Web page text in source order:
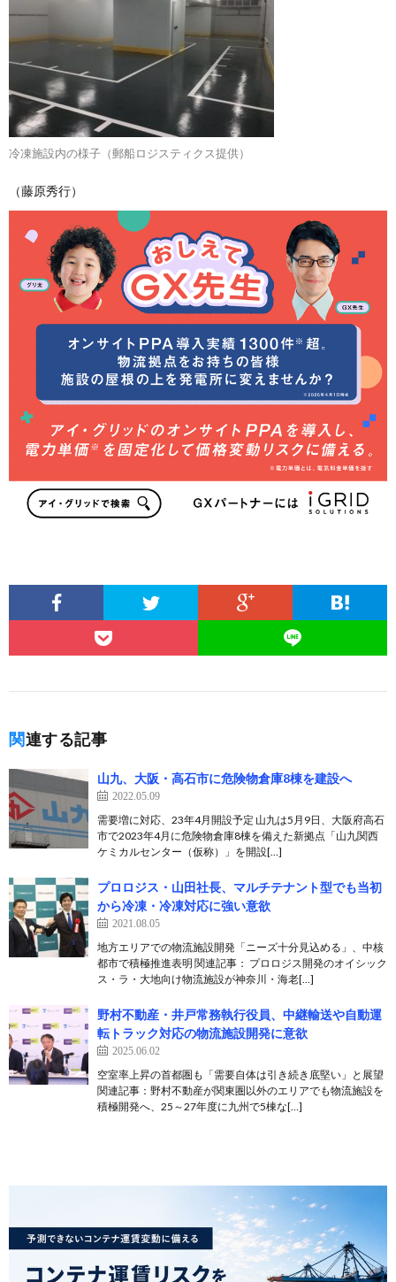
冷凍施設内の様子（郵船ロジスティクス提供）
（藤原秀行）
関連する記事
山九、大阪・高石市に危険物倉庫8棟を建設へ
2022.05.09
需要増に対応、23年4月開設予定 山九は5月9日、大阪府高石
市で2023年4月に危険物倉庫8棟を備えた新拠点「山九関西
ケミカルセンター（仮称）」を開設[…]
プロロジス・山田社長、マルチテナント型でも当初
から冷凍・冷凍対応に強い意欲
2021.08.05
地方エリアでの物流施設開発「ニーズ十分見込める」、中核
都市で積極推進表明 関連記事： プロロジス開発のオイシック
ス・ラ・大地向け物流施設が神奈川・海老[…]
野村不動産・井戸常務執行役員、中継輸送や自動運
転トラック対応の物流施設開発に意欲
2025.06.02
空室率上昇の首都圏も「需要自体は引き続き底堅い」と展望
関連記事：野村不動産が関東圏以外のエリアでも物流施設を
積極開発へ、25～27年度に九州で5棟な[…]